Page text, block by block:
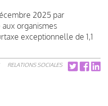
2025 par
organismes
exceptionnelle de 1,1
RELATIONS SOCIALES